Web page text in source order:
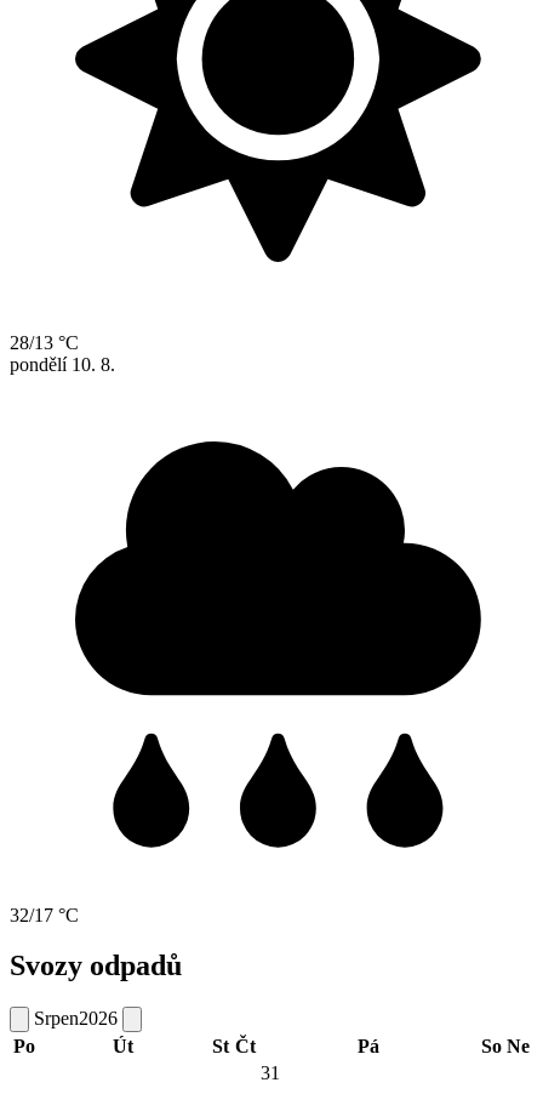
28/13 °C
pondělí 10. 8.
32/17 °C
Svozy odpadů
Srpen2026
Po
Út St Čt Pá So Ne
31